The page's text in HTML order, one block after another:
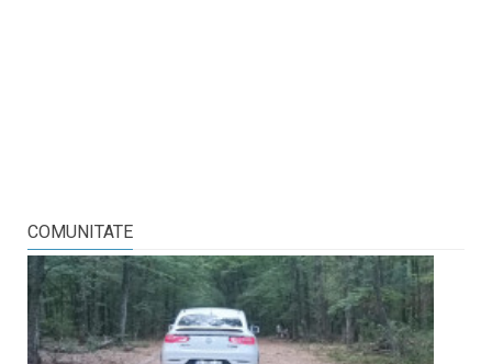
COMUNITATE